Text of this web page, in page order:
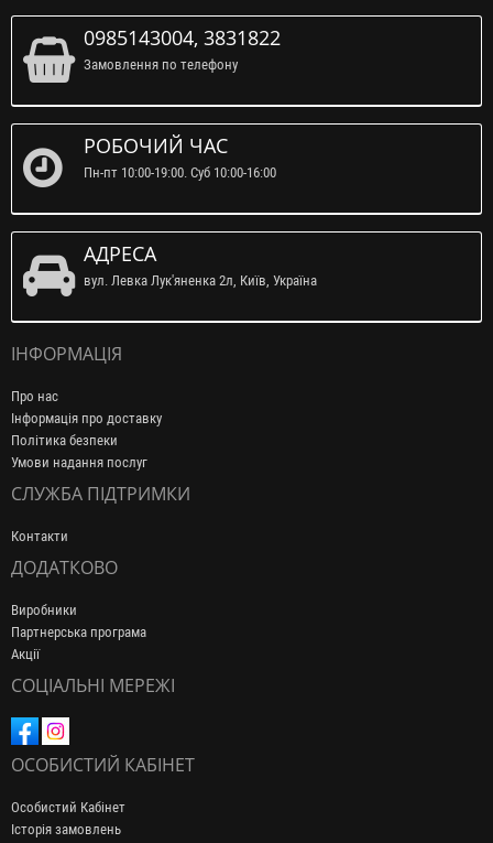
0985143004, 3831822
Замовлення по телефону
РОБОЧИЙ ЧАС
Пн-пт 10:00-19:00. Суб 10:00-16:00
АДРЕСА
вул. Левка Лук'яненка 2л, Київ, Україна
ІНФОРМАЦІЯ
Про нас
Інформація про доставку
Політика безпеки
Умови надання послуг
СЛУЖБА ПІДТРИМКИ
Контакти
ДОДАТКОВО
Виробники
Партнерська програма
Акції
СОЦІАЛЬНІ МЕРЕЖІ
ОСОБИСТИЙ КАБІНЕТ
Особистий Кабінет
Історія замовлень